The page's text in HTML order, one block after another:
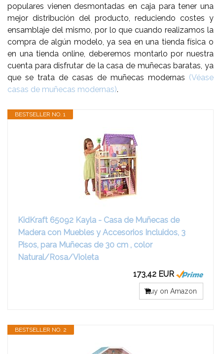
populares vienen desmontadas en caja para tener una
mejor distribución del producto, reduciendo costes y
ensamblaje del mismo, por lo que cuando realizamos la
compra de algún modelo, ya sea en una tienda física o
en una tienda online, deberemos montarlo por nuestra
cuenta para disfrutar de la casa de muñecas baratas, ya
que se trata de casas de muñecas modernas (Véase
casas de muñecas modernas).
BESTSELLER NO. 1
KidKraft 65092 Kayla - Casa de Muñecas de
Madera con Muebles y Accesorios Incluidos, 3
Pisos, para Muñecas de 30 cm , color
Natural/Rosa/Violeta
173,42 EUR
Buy on Amazon
BESTSELLER NO. 2